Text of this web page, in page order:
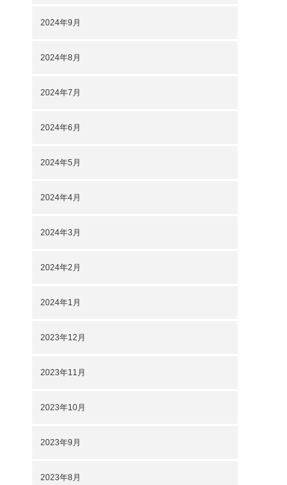
2024年9月
2024年8月
2024年7月
2024年6月
2024年5月
2024年4月
2024年3月
2024年2月
2024年1月
2023年12月
2023年11月
2023年10月
2023年9月
2023年8月